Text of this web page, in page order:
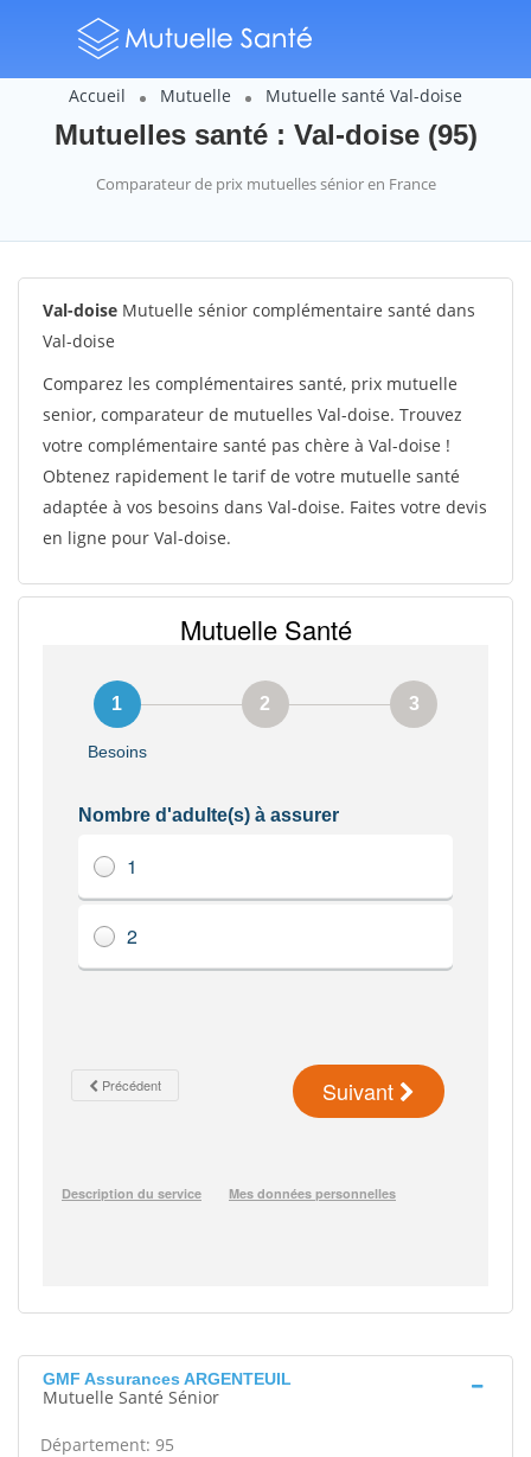
Accueil Mutuelle Mutuelle santé Val-doise
Mutuelles santé : Val-doise (95)
Comparateur de prix mutuelles sénior en France
Val-doise Mutuelle sénior complémentaire santé dans
Val-doise
Comparez les complémentaires santé, prix mutuelle
senior, comparateur de mutuelles Val-doise. Trouvez
votre complémentaire santé pas chère à Val-doise !
Obtenez rapidement le tarif de votre mutuelle santé
adaptée à vos besoins dans Val-doise. Faites votre devis
en ligne pour Val-doise.
GMF Assurances ARGENTEUIL
Mutuelle Santé Sénior
Département: 95